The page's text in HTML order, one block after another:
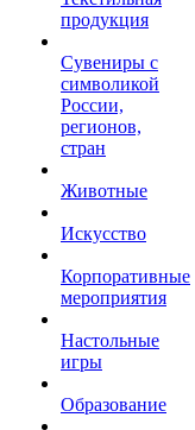
продукция
Сувениры с
символикой
России,
регионов,
стран
Животные
Искусство
Корпоративные
мероприятия
Настольные
игры
Образование